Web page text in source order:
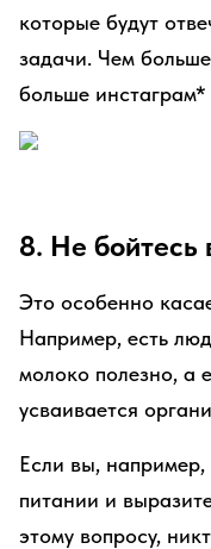
которые будут
задачи. Чем
больше
8. Не бойтесь
Это особенно
Например, есть
молоко полезно, а
усваивается
Если вы, например,
питании и
этому вопросу,